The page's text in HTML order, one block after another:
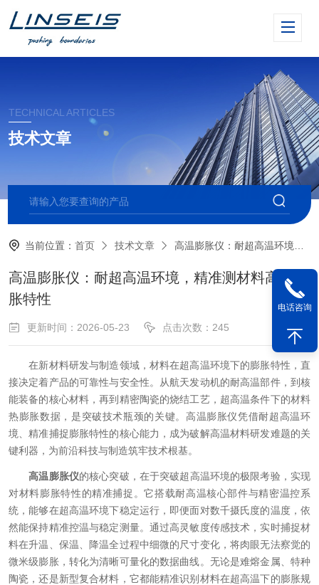
TECHNICAL ARTICLES
技术文章
当前位置：首页 技术文章 高温膨胀仪：耐超高温环境，精准测材料高温膨胀特性
高温膨胀仪：耐超高温环境，精准测材料高温膨
胀特性
更新时间：2026-05-23 点击次数：245
在新材料研发与制造领域，材料在超高温环境下的膨胀特性，直
接决定着产品的可靠性与安全性。从航天发动机的耐高温部件，到核
能装备的核心材料，再到精密陶瓷的烧结工艺，超高温条件下的材料
热膨胀数据，是突破技术瓶颈的关键。高温膨胀仪凭借耐超高温环
境、精准捕捉膨胀特性的核心能力，成为破解高温材料研发难题的关
键利器，为前沿科技与制造筑牢技术根基。
高温膨胀仪的核心突破，在于突破超高温环境的极限考验，实现
对材料膨胀特性的精准捕捉。它搭载耐高温核心部件与精密温控系
统，能够在超高温环境下稳定运行，即便面对数千摄氏度的温度，依
然能保持精准控温与稳定测量。通过高灵敏度传感技术，实时捕捉材
料在升温、保温、降温全过程中细微的尺寸变化，将肉眼无法察觉的
微米级膨胀，转化为清晰可量化的数据曲线。无论是难熔金属、特种
陶瓷，还是新型复合材料，它都能精准识别材料在超高温下的膨胀规
电话咨询